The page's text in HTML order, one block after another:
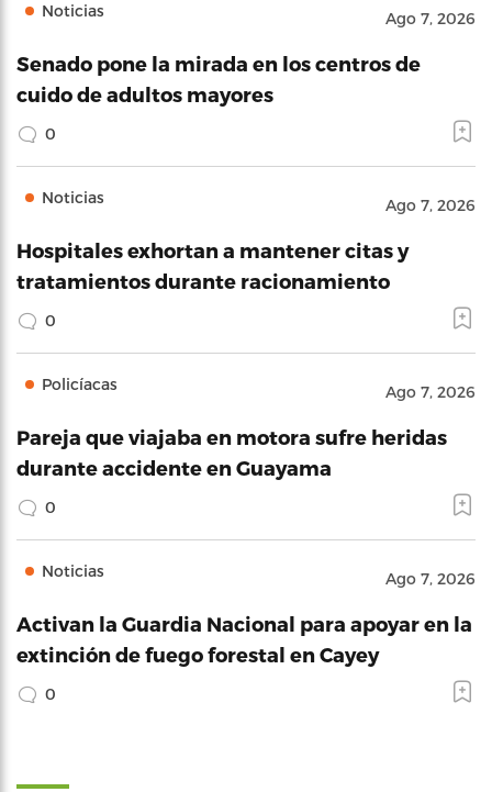
Noticias Ago 7, 2026
Senado pone la mirada en los centros de
cuido de adultos mayores
0
Noticias Ago 7, 2026
Hospitales exhortan a mantener citas y
tratamientos durante racionamiento
0
Policíacas Ago 7, 2026
Pareja que viajaba en motora sufre heridas
durante accidente en Guayama
0
Noticias Ago 7, 2026
Activan la Guardia Nacional para apoyar en la
extinción de fuego forestal en Cayey
0